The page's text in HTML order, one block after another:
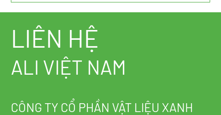
LIÊN HỆ
ALI VIỆT NAM
CÔNG TY CỔ PHẦN VẬT LIỆU XANH